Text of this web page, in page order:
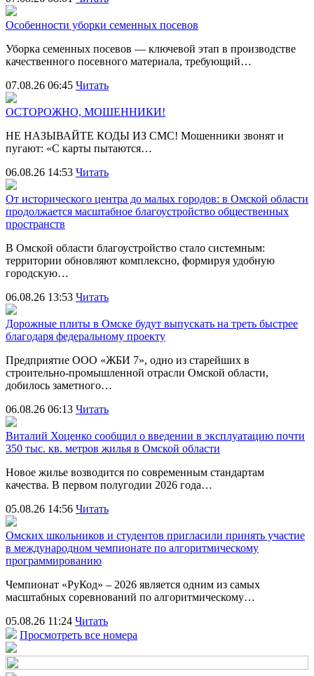
Особенности уборки семенных посевов
Уборка семенных посевов — ключевой этап в производстве
качественного посевного материала, требующий…
07.08.26 06:45 Читать
ОСТОРОЖНО, МОШЕННИКИ!
НЕ НАЗЫВАЙТЕ КОДЫ ИЗ СМС! Мошенники звонят и
пугают: «С карты пытаются…
06.08.26 14:53 Читать
От исторического центра до малых городов: в Омской области
продолжается масштабное благоустройство общественных
пространств
В Омской области благоустройство стало системным:
территории обновляют комплексно, формируя удобную
городскую…
06.08.26 13:53 Читать
Дорожные плиты в Омске будут выпускать на треть быстрее
благодаря федеральному проекту
Предприятие ООО «ЖБИ 7», одно из старейших в
строительно‑промышленной отрасли Омской области,
добилось заметного…
06.08.26 06:13 Читать
Виталий Хоценко сообщил о введении в эксплуатацию почти
350 тыс. кв. метров жилья в Омской области
Новое жилье возводится по современным стандартам
качества. В первом полугодии 2026 года…
05.08.26 14:56 Читать
Омских школьников и студентов пригласили принять участие
в международном чемпионате по алгоритмическому
программированию
Чемпионат «РуКод» – 2026 является одним из самых
масштабных соревнований по алгоритмическому…
05.08.26 11:24 Читать
Просмотреть все номера